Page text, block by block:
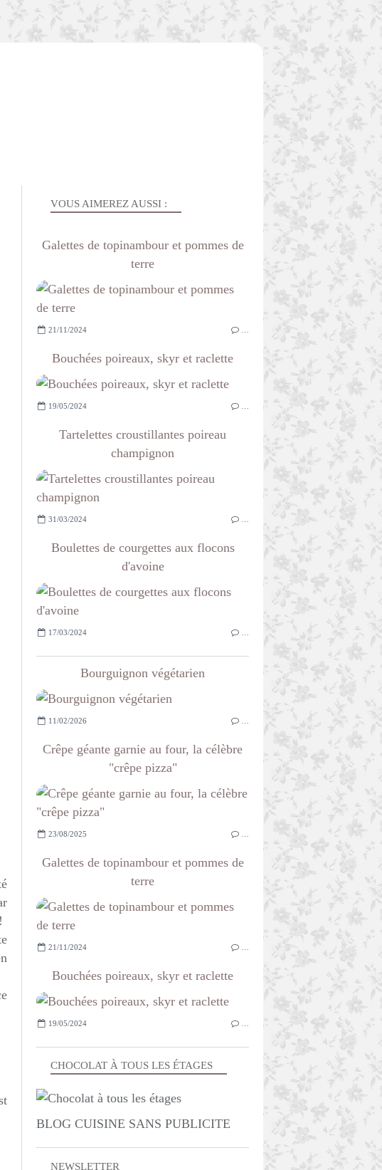
NEWSLETTER
CHOCOLAT À TOUS LES ÉTAGES
BLOG CUISINE SANS PUBLICITE
VOUS AIMEREZ AUSSI :
Galettes de topinambour et pommes de
terre
21/11/2024
Bouchées poireaux, skyr et raclette
19/05/2024
Tartelettes croustillantes poireau
champignon
31/03/2024
Boulettes de courgettes aux flocons
d'avoine
17/03/2024
Bourguignon végétarien
11/02/2026
Crêpe géante garnie au four, la célèbre
"crêpe pizza"
23/08/2025
Galettes de topinambour et pommes de
terre
21/11/2024
Bouchées poireaux, skyr et raclette
19/05/2024